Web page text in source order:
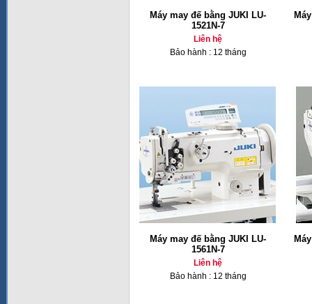
Máy may đế bằng JUKI LU-
1521N-7
Liên hệ
Bảo hành : 12 tháng
Máy may đế bằng JUKI LU-
1561N-7
Liên hệ
Bảo hành : 12 tháng